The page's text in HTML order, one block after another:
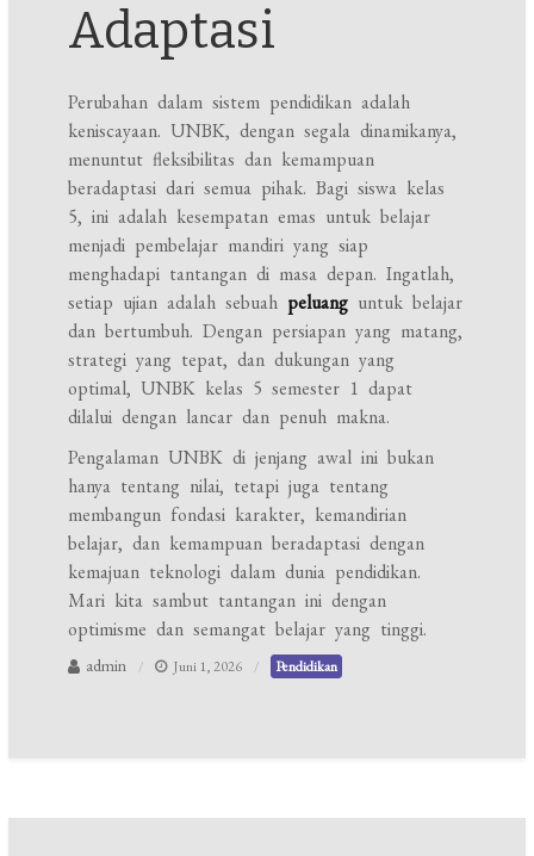
Adaptasi
Perubahan dalam sistem pendidikan adalah
keniscayaan. UNBK, dengan segala dinamikanya,
menuntut fleksibilitas dan kemampuan
beradaptasi dari semua pihak. Bagi siswa kelas
5, ini adalah kesempatan emas untuk belajar
menjadi pembelajar mandiri yang siap
menghadapi tantangan di masa depan. Ingatlah,
setiap ujian adalah sebuah peluang untuk belajar
dan bertumbuh. Dengan persiapan yang matang,
strategi yang tepat, dan dukungan yang
optimal, UNBK kelas 5 semester 1 dapat
dilalui dengan lancar dan penuh makna.
Pengalaman UNBK di jenjang awal ini bukan
hanya tentang nilai, tetapi juga tentang
membangun fondasi karakter, kemandirian
belajar, dan kemampuan beradaptasi dengan
kemajuan teknologi dalam dunia pendidikan.
Mari kita sambut tantangan ini dengan
optimisme dan semangat belajar yang tinggi.
admin Juni 1, 2026 Pendidikan